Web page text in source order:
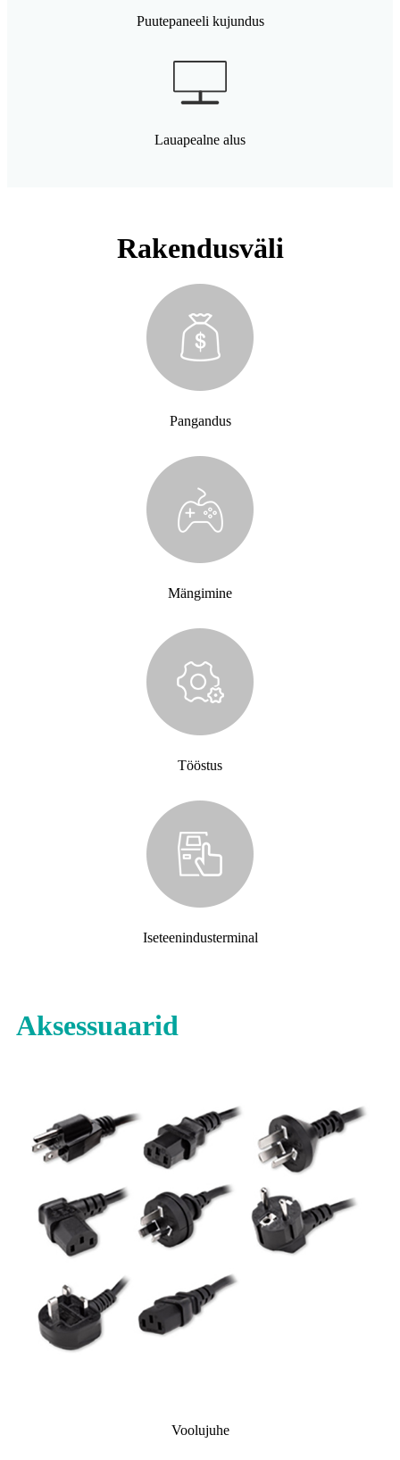
Puutepaneeli kujundus
Lauapealne alus
Rakendusväli
Pangandus
Mängimine
Tööstus
Iseteenindusterminal
Aksessuaarid
Voolujuhe